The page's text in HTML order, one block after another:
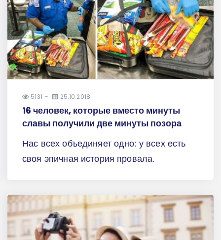
5131 25.10.2018
16 человек, которые вместо минуты
славы получили две минуты позора
Нас всех объединяет одно: у всех есть
своя эпичная история провала.